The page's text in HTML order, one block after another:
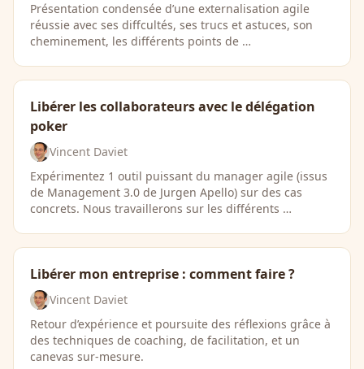
Présentation condensée d’une externalisation agile
réussie avec ses diffcultés, ses trucs et astuces, son
cheminement, les différents points de …
Libérer les collaborateurs avec le délégation
poker
Vincent Daviet
Expérimentez 1 outil puissant du manager agile (issus
de Management 3.0 de Jurgen Apello) sur des cas
concrets. Nous travaillerons sur les différents …
Libérer mon entreprise : comment faire ?
Vincent Daviet
Retour d’expérience et poursuite des réflexions grâce à
des techniques de coaching, de facilitation, et un
canevas sur-mesure.